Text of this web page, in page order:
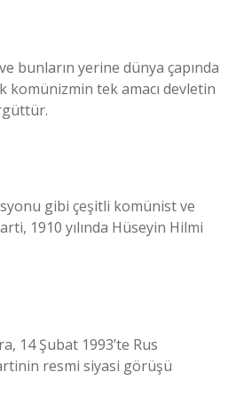
bunların yerine dünya çapında
tek amacı devletin
gibi çeşitli komünist ve
1910 yılında Hüseyin Hilmi
14 Şubat 1993’te Rus
resmi siyasi görüşü